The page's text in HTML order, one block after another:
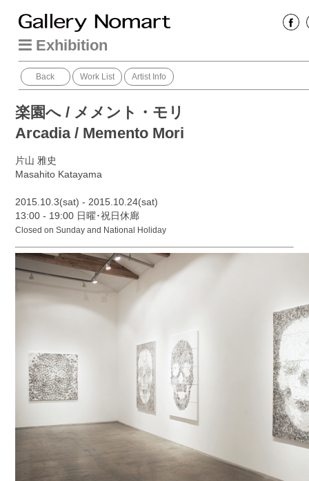
Exhibition
Back Work List Artist Info
楽園へ / メメント・モリ
Arcadia / Memento Mori
片山 雅史
Masahito Katayama
2015.10.3(sat) - 2015.10.24(sat)
13:00 - 19:00 日曜･祝日休廊
Closed on Sunday and National Holiday